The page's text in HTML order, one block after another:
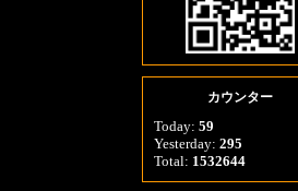
カウンター
Today: 59
Yesterday: 295
Total: 1532644